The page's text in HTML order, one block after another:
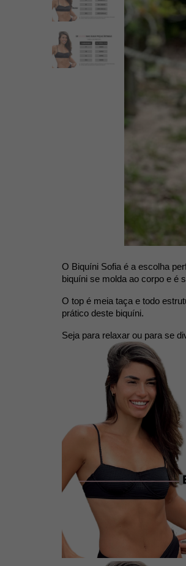
O Biquíni Sofia é a escolha
biquíni se molda ao corpo e é
O top é meia taça e todo
prático deste biquíni.
Seja para relaxar ou para se